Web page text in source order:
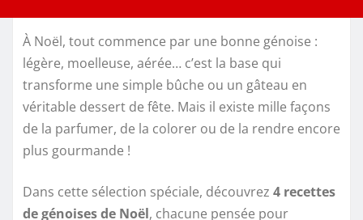
À Noël, tout commence par une bonne génoise :
légère, moelleuse, aérée… c’est la base qui
transforme une simple bûche ou un gâteau en
véritable dessert de fête. Mais il existe mille façons
de la parfumer, de la colorer ou de la rendre encore
plus gourmande !
Dans cette sélection spéciale, découvrez 4 recettes
de génoises de Noël, chacune pensée pour